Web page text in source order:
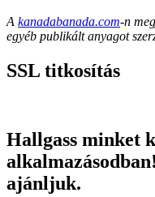
A kanadabanada.com-n
egyéb publikált anyagot
SSL titkosítás
Hallgass minket
ajánljuk.